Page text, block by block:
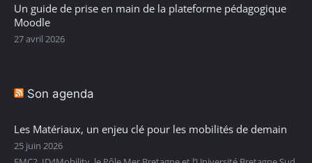
Un guide de prise en main de la plateforme pédagogique
Moodle
27 avril 2026
Son agenda
Les Matériaux, un enjeu clé pour les mobilités de demain
25 juin 2026